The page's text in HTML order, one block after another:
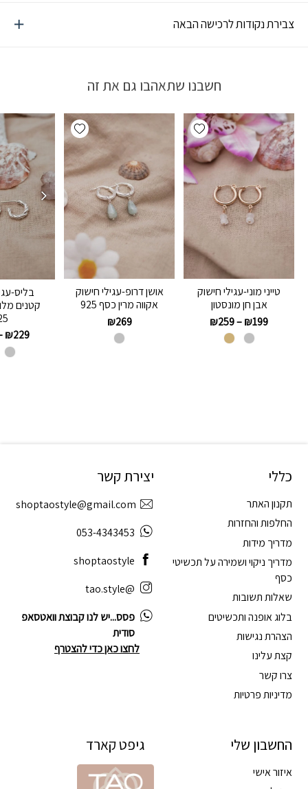
צבירת נקודות לרכישה הבאה
חשבנו שתאהבו גם את זה
Add wishlist
טייני מוני-עגילי חישוק
אבן חן מונסטון
₪199
–
₪259
Add wishlist
אושן דרופ-עגילי חישוק
אקווה מרין כסף 925
₪269
בליס-
קטנים
₪229
כללי
תקנון האתר
החלפות והחזרות
מדריך מידות
מדריך ניקוי ושמירה על תכשיטי
כסף
שאלות תשובות
בלוג אופנה ותכשיטים
הצהרת נגישות
קצת עלינו
צרו קשר
מדיניות פרטיות
החשבון שלי
איזור אישי
יצירת קשר
shoptaostyle@gmail.com
053-4343453
shoptaostyle
@tao.style
פסס...יש לנו קבוצת וואטסאפ
סודית
לחצו כאן כדי להצטרף
גיפט קארד